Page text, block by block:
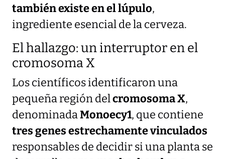
también existe en el lúpulo,
ingrediente esencial de la cerveza.
El hallazgo: un interruptor en el
cromosoma X
Los científicos identificaron una
pequeña región delcromosoma X,
denominadaMonoecy1, que contiene
tres genes estrechamente vinculados
responsables de decidir si una planta se